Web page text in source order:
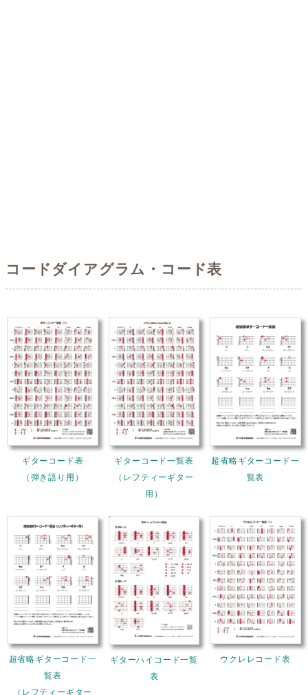
コードダイアグラム・コード表
ギターコード表
（弾き語り用）
ギターコード一覧表
（レフティーギター
用）
超省略ギターコード一
覧表
超省略ギターコード一
覧表
（レフティーギター
ギターハイコード一覧
表
ウクレレコード表